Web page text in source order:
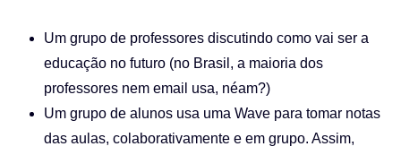
Um grupo de professores discutindo como vai ser a
educação no futuro (no Brasil, a maioria dos
professores nem email usa, néam?)
Um grupo de alunos usa uma Wave para tomar notas
das aulas, colaborativamente e em grupo. Assim,